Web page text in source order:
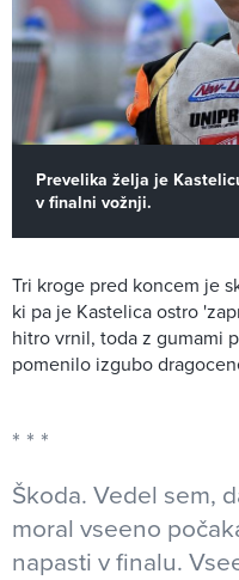
Prevelika želja je
v finalni vožnji.
Tri kroge pred koncem je
ki pa je Kastelica ostro
hitro vrnil, toda z gumami
pomenilo izgubo
Škoda. Vedel sem,
moral vseeno
napasti v finalu.